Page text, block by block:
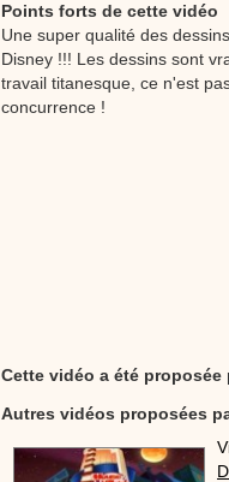
Points forts de cette vidéo
Une super qualité des
Disney !!! Les dessins sont
travail titanesque, ce n'est
concurrence !
Cette vidéo a été proposée
Autres vidéos proposées